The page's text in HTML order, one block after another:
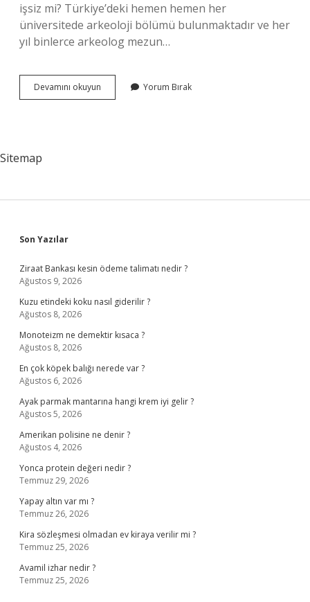
işsiz mi? Türkiye’deki hemen hemen her
üniversitede arkeoloji bölümü bulunmaktadır ve her
yıl binlerce arkeolog mezun…
Devamını okuyun Arkeologlar
Kolay
Yorum Bırak
Sitemap
Sidebar
Son Yazılar
Ziraat Bankası kesin ödeme talimatı nedir ?
Ağustos 9, 2026
Kuzu etindeki koku nasıl giderilir ?
Ağustos 8, 2026
Monoteizm ne demektir kısaca ?
Ağustos 8, 2026
En çok köpek balığı nerede var ?
Ağustos 6, 2026
Ayak parmak mantarına hangi krem iyi gelir ?
Ağustos 5, 2026
Amerikan polisine ne denir ?
Ağustos 4, 2026
Yonca protein değeri nedir ?
Temmuz 29, 2026
Yapay altın var mı ?
Temmuz 26, 2026
Kira sözleşmesi olmadan ev kiraya verilir mi ?
Temmuz 25, 2026
Avamil izhar nedir ?
Temmuz 25, 2026